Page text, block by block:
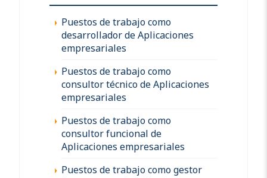
Puestos de trabajo como
desarrollador de Aplicaciones
empresariales
Puestos de trabajo como
consultor técnico de Aplicaciones
empresariales
Puestos de trabajo como
consultor funcional de
Aplicaciones empresariales
Puestos de trabajo como gestor